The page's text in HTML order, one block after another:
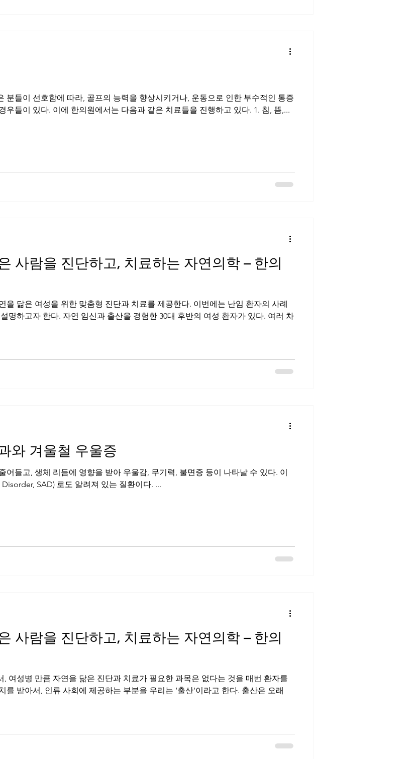
분들이 선호함에 따라, 골프의 능력을 향상시키거나, 운동으로 인한 부수적인 통증
등을 치료하기 위해 한의원에 내원하는 경우들이 있다. 이에 한의원에서는 다음과 같은 치료들을 진행하고 있다. 1. 침, 뜸,...
을 닮은 여성을 위한 맞춤형 진단과 치료를 제공한다. 이번에는 난임 환자의 사례
명하고자 한다. 자연 임신과 출산을 경험한 30대 후반의 여성 환자가 있다. 여러 차
방 정신과와 겨울철 우울증
어들고, 생체 리듬에 영향을 받아 우울감, 무기력, 불면증 등이 나타날 수 있다. 이
SAD) 로도 알려져 있는 질환이다. ...
사람을 진단하고, 치료하는 자연의학 – 한의
여성병 만큼 자연을 닮은 진단과 치료가 필요한 과목은 없다는 것을 매번 환자를
받아서, 인류 사회에 제공하는 부분을 우리는 ‘출산’이라고 한다. 출산은 오래